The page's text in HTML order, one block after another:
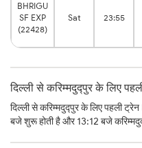
BHRIGU
SF EXP
(22428)
Sat 23:55
दिल्ली से करिम्मदुद्पुर के लिए
दिल्ली से करिम्मदुद्पुर के लिए पहली
बजे शुरू होती है और 13:12 बजे